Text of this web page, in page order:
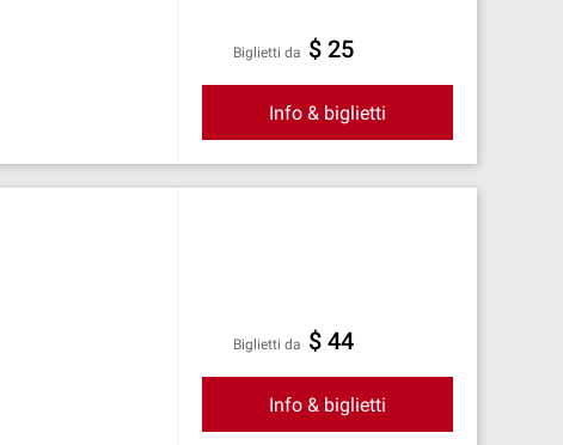
Biglietti da $ 25
Info & biglietti
Biglietti da $ 44
Info & biglietti